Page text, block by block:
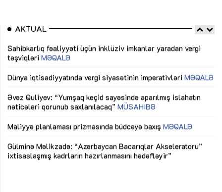
AKTUAL
Sahibkarlıq fəaliyyəti üçün inklüziv imkanlar yaradan vergi
təşviqləri MƏQALƏ
Dünya iqtisadiyyatında vergi siyasətinin imperativləri MƏQALƏ
Əvəz Quliyev: “Yumşaq keçid sayəsində aparılmış islahatın
nəticələri qorunub saxlanılacaq” MÜSAHİBƏ
Maliyyə planlaması prizmasında büdcəyə baxış MƏQALƏ
Gülminə Məlikzadə: “Azərbaycan Bacarıqlar Akseleratoru”
ixtisaslaşmış kadrların hazırlanmasını hədəfləyir”